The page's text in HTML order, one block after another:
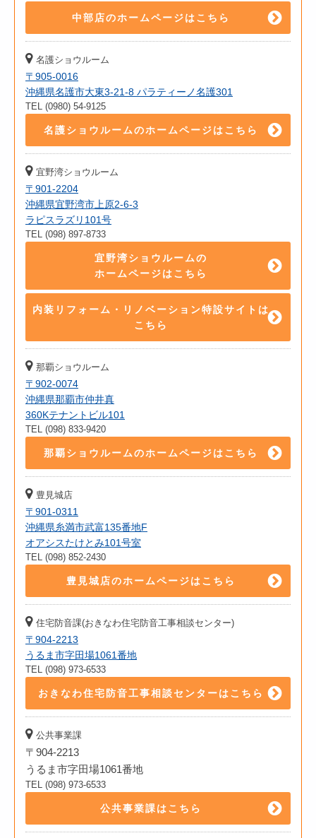
中部店のホームページはこちら
名護ショウルーム
〒905-0016
沖縄県名護市大東3-21-8 パラティーノ名護301
TEL (0980) 54-9125
名護ショウルームのホームページはこちら
宜野湾ショウルーム
〒901-2204
沖縄県宜野湾市上原2-6-3
ラピスラズリ101号
TEL (098) 897-8733
宜野湾ショウルームの
ホームページはこちら
内装リフォーム・リノベーション特設サイトは
こちら
那覇ショウルーム
〒902-0074
沖縄県那覇市仲井真
360Kテナントビル101
TEL (098) 833-9420
那覇ショウルームのホームページはこちら
豊見城店
〒901-0311
沖縄県糸満市武富135番地F
オアシスたけとみ101号室
TEL (098) 852-2430
豊見城店のホームページはこちら
住宅防音課(おきなわ住宅防音工事相談センター)
〒904-2213
うるま市字田場1061番地
TEL (098) 973-6533
おきなわ住宅防音工事相談センターはこちら
公共事業課
〒904-2213
うるま市字田場1061番地
TEL (098) 973-6533
公共事業課はこちら